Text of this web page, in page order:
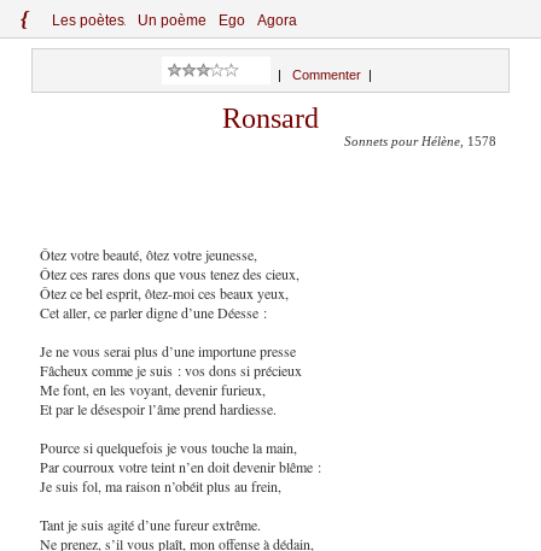
{ Les poètes Un poème Ego Agora
Commenter
Ronsard
Sonnets pour Hélène , 1578
Ôtez votre beauté, ôtez votre jeunesse,
Ôtez ces rares dons que vous tenez des cieux,
Ôtez ce bel esprit, ôtez-moi ces beaux yeux,
Cet aller, ce parler digne d’une Déesse :
Je ne vous serai plus d’une importune presse
Fâcheux comme je suis : vos dons si précieux
Me font, en les voyant, devenir furieux,
Et par le désespoir l’âme prend hardiesse.
Pource si quelquefois je vous touche la main,
Par courroux votre teint n’en doit devenir blême :
Je suis fol, ma raison n’obéit plus au frein,
Tant je suis agité d’une fureur extrême.
Ne prenez, s’il vous plaît, mon offense à dédain,